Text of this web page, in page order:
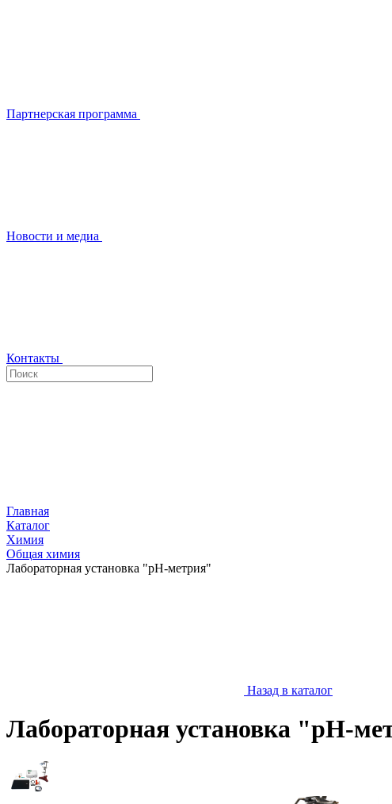
Партнерская программа
Новости и медиа
Контакты
Главная
Каталог
Химия
Общая химия
Лабораторная установка "pH-метрия"
Назад в каталог
Лабораторная установка "pH-